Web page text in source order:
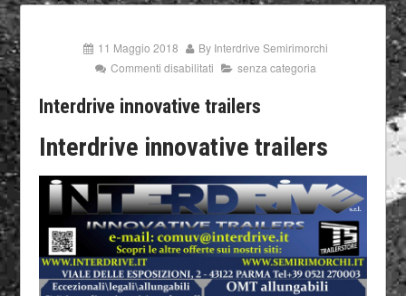
11 Maggio 2018 By Interdrive Semirimorchi
Commenti disabilitati
senza categoria
Interdrive innovative trailers
Interdrive innovative trailers